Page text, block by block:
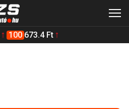
100 673.4 Ft